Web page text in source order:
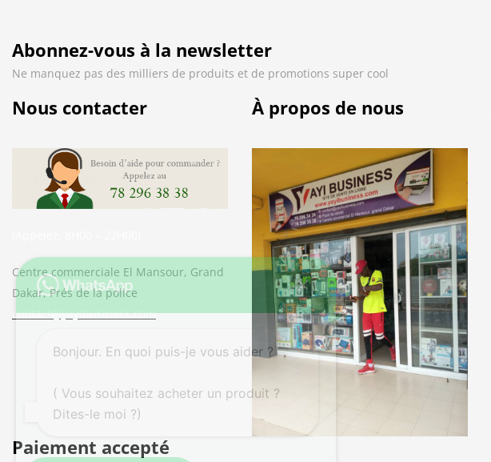
Abonnez-vous à la newsletter
Ne manquez pas des milliers de produits et de promotions super cool
Nous contacter
Centre commerciale El Mansour, Grand
Dakar, Prés de la police
contact@yayibusiness.com
À propos de nous
Paiement accepté
Bonjour. En quoi puis-je vous aider ?
( Vous souhaitez acheter un produit ?
Dites-le moi ?)